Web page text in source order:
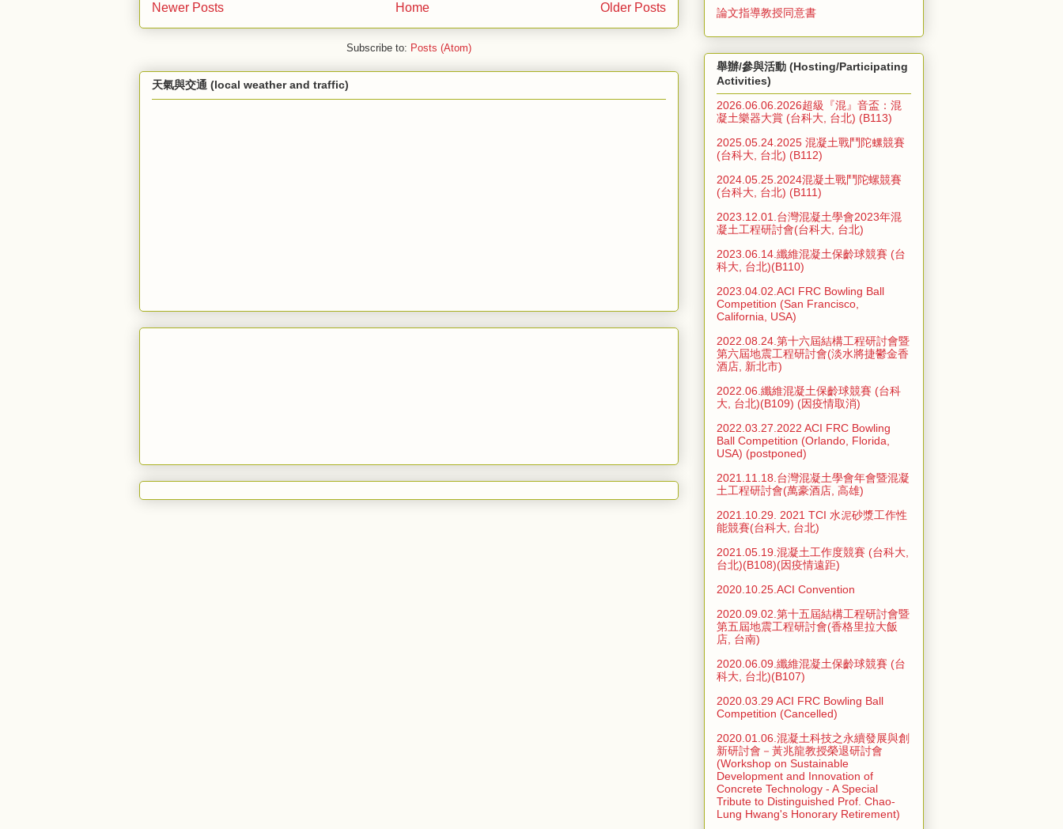
Newer Posts Older Posts
Home
Subscribe to: Posts (Atom)
天氣與交通 (local weather and traffic)
論文指導教授同意書
舉辦/參與活動 (Hosting/Participating
Activities)
2026.06.06.2026超級『混』音盃：混
凝土樂器大賞 (台科大, 台北) (B113)
2025.05.24.2025 混凝土戰鬥陀螺競賽
(台科大, 台北) (B112)
2024.05.25.2024混凝土戰鬥陀螺競賽
(台科大, 台北) (B111)
2023.12.01.台灣混凝土學會2023年混
凝土工程研討會(台科大, 台北)
2023.06.14.纖維混凝土保齡球競賽 (台
科大, 台北)(B110)
2023.04.02.ACI FRC Bowling Ball
Competition (San Francisco,
California, USA)
2022.08.24.第十六屆結構工程研討會暨
第六屆地震工程研討會(淡水將捷鬱金香
酒店, 新北市)
2022.06.纖維混凝土保齡球競賽 (台科
大, 台北)(B109) (因疫情取消)
2022.03.27.2022 ACI FRC Bowling
Ball Competition (Orlando, Florida,
USA) (postponed)
2021.11.18.台灣混凝土學會年會暨混凝
土工程研討會(萬豪酒店, 高雄)
2021.10.29. 2021 TCI 水泥砂漿工作性
能競賽(台科大, 台北)
2021.05.19.混凝土工作度競賽 (台科大,
台北)(B108)(因疫情遠距)
2020.10.25.ACI Convention
2020.09.02.第十五屆結構工程研討會暨
第五屆地震工程研討會(香格里拉大飯
店, 台南)
2020.06.09.纖維混凝土保齡球競賽 (台
科大, 台北)(B107)
2020.03.29 ACI FRC Bowling Ball
Competition (Cancelled)
2020.01.06.混凝土科技之永續發展與創
新研討會－黃兆龍教授榮退研討會
(Workshop on Sustainable
Development and Innovation of
Concrete Technology - A Special
Tribute to Distinguished Prof. Chao-
Lung Hwang's Honorary Retirement)